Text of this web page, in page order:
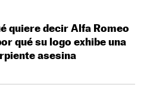
quiere decir Alfa Romeo
qué su logo exhibe una
asesina